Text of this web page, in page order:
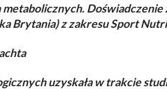
Brytania) z zakresu Sport
uzyskała w trakcie